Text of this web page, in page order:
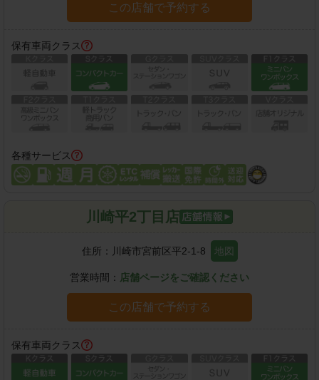
この店舗で予約する
保有車両クラス
各種サービス
川崎平2丁目店
住所： 川崎市宮前区平2-1-8 地図
営業時間： 店舗ページをご確認ください
この店舗で予約する
保有車両クラス